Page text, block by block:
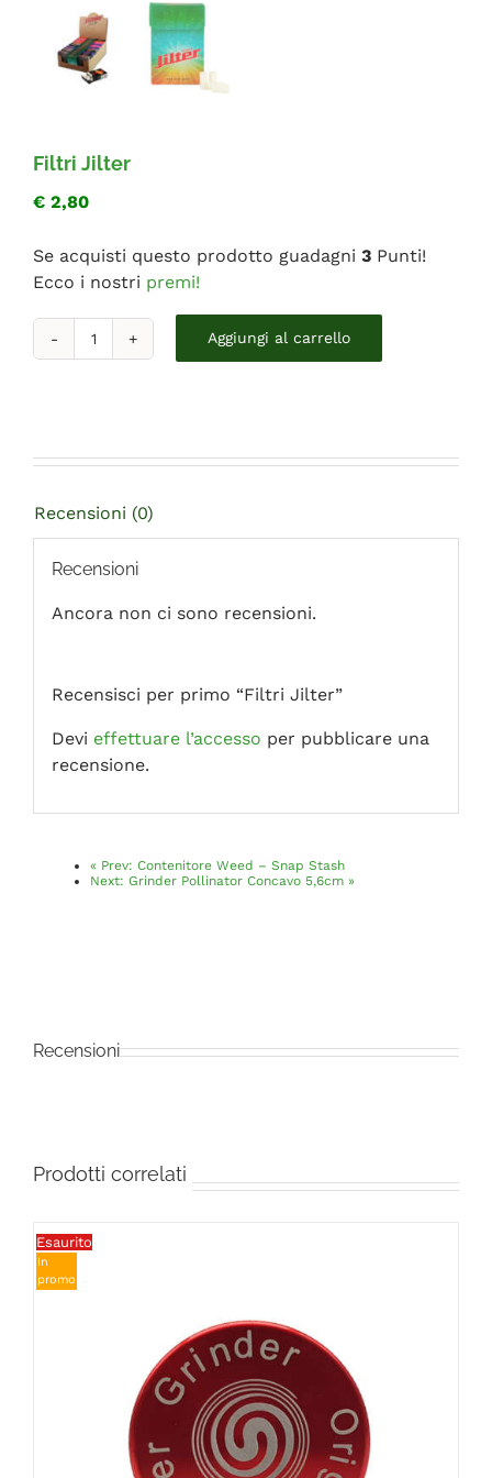
FAQ
Filtri Jilter
€ 2,80
Se acquisti questo prodotto guadagni 3 Punti!
Ecco i nostri premi!
Filtri
Jilter
Aggiungi al carrello
Recensioni (0)
Recensioni
Ancora non ci sono recensioni.
Recensisci per primo “Filtri Jilter”
Devi effettuare l’accesso per pubblicare una
recensione.
« Prev: Contenitore Weed – Snap Stash
Next: Grinder Pollinator Concavo 5,6cm »
Recensioni
Prodotti correlati
Esaurito
In
promo